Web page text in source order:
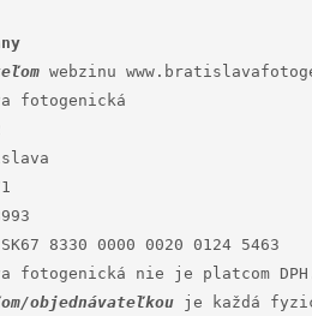
webzinu
fotogenická
8330 0000 0020 0124 5463
objednávateľkou je každá